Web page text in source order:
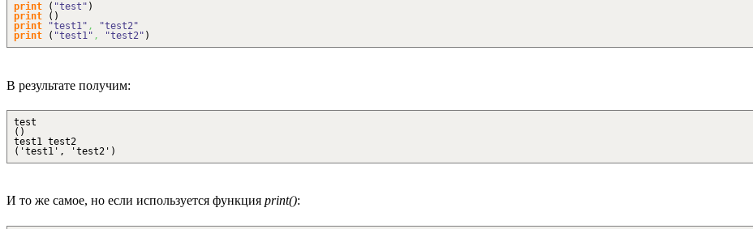
print ( "test" )
print
( )
print
"test1" ,
"test2"
print
( "test1" , "test2" )
В результате получим:
test
()
test1 test2
('test1', 'test2')
И то же самое, но если используется функция print():